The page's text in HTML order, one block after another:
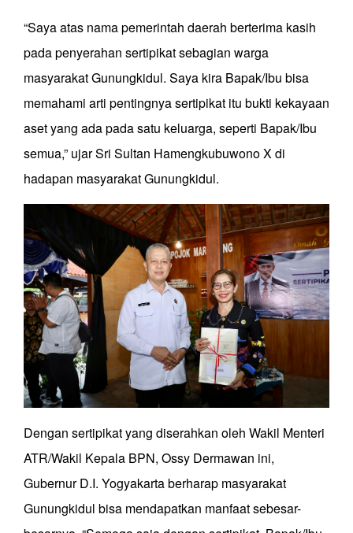
“Saya atas nama pemerintah daerah berterima kasih
pada penyerahan sertipikat sebagian warga
masyarakat Gunungkidul. Saya kira Bapak/Ibu bisa
memahami arti pentingnya sertipikat itu bukti kekayaan
aset yang ada pada satu keluarga, seperti Bapak/Ibu
semua,” ujar Sri Sultan Hamengkubuwono X di
hadapan masyarakat Gunungkidul.
Dengan sertipikat yang diserahkan oleh Wakil Menteri
ATR/Wakil Kepala BPN, Ossy Dermawan ini,
Gubernur D.I. Yogyakarta berharap masyarakat
Gunungkidul bisa mendapatkan manfaat sebesar-